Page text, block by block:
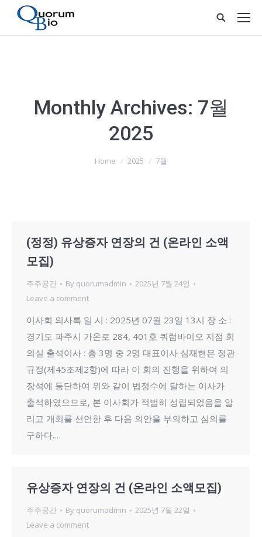
Monthly Archives: 7월
2025
Home 2025 7월
(정정) 유상증자 연장의 건 (온라인 소액
모집)
주주공간 By quorumadmin
2025년 7월 24일
Leave a comment
이사회 의사록 일 시 : 2025년 07월 23일 13시 장 소 :
경기도 파주시 가온로 284, 401호 쿼럼바이오 지점 회
의실 출석이사 : 총 3명 중 2명 대표이사 심재현은 정관
규정(제45조제2항)에 따라 이 회의 진행을 위하여 의
장석에 등단하여 위와 같이 법정수에 달하는 이사가
출석하였으므로, 본 이사회가 적법히 성립되었음을 알
리고 개회를 선언한 후 다음 의안을 부의하고 심의를
구하다.…
유상증자 연장의 건 (온라인 소액모집)
주주공간 By quorumadmin
2025년 7월 22일
Leave a comment